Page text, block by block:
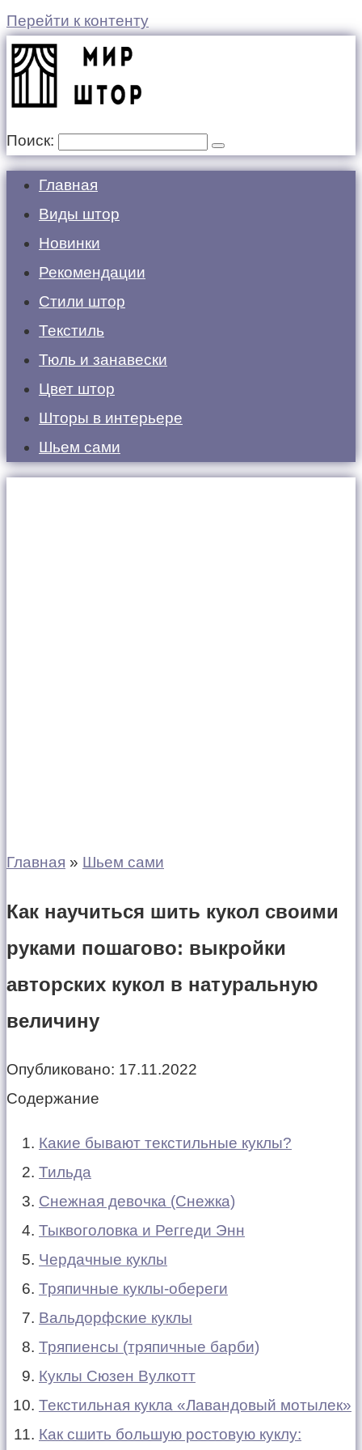
Перейти к контенту
Поиск:
Главная
Виды штор
Новинки
Рекомендации
Стили штор
Текстиль
Тюль и занавески
Цвет штор
Шторы в интерьере
Шьем сами
Главная » Шьем сами
Как научиться шить кукол своими
руками пошагово: выкройки
авторских кукол в натуральную
величину
Опубликовано: 17.11.2022
Содержание
Какие бывают текстильные куклы?
Тильда
Снежная девочка (Снежка)
Тыквоголовка и Реггеди Энн
Чердачные куклы
Тряпичные куклы-обереги
Вальдорфские куклы
Тряпиенсы (тряпичные барби)
Куклы Сюзен Вулкотт
Текстильная кукла «Лавандовый мотылек»
Как сшить большую ростовую куклу: